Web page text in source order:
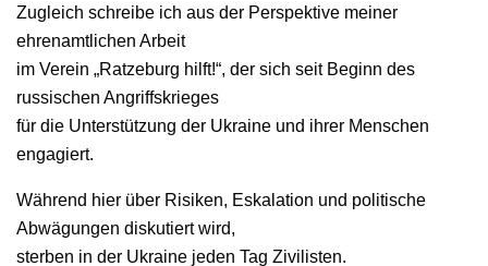
Zugleich schreibe ich aus der Perspektive meiner
ehrenamtlichen Arbeit
im Verein „Ratzeburg hilft!“, der sich seit Beginn des
russischen Angriffskrieges
für die Unterstützung der Ukraine und ihrer Menschen
engagiert.
Während hier über Risiken, Eskalation und politische
Abwägungen diskutiert wird,
sterben in der Ukraine jeden Tag Zivilisten.